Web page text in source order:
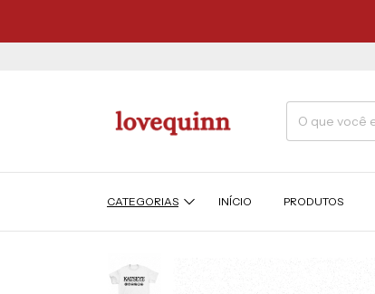
CATEGORIAS INÍCIO PRODUTOS